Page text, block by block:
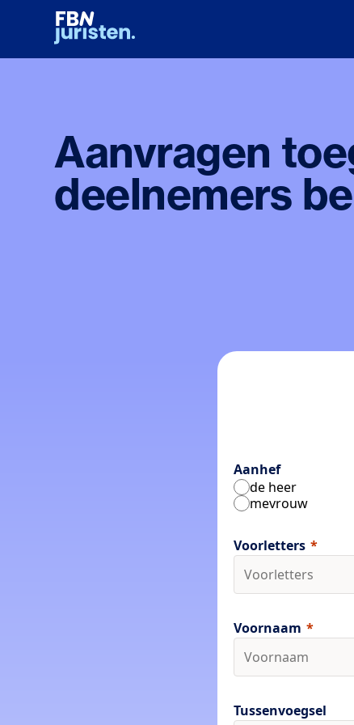
naar
Aanvragen
deelnemers
Aanhef
de heer
mevrouw
Voorletters
Voornaam
Tussenvoegsel